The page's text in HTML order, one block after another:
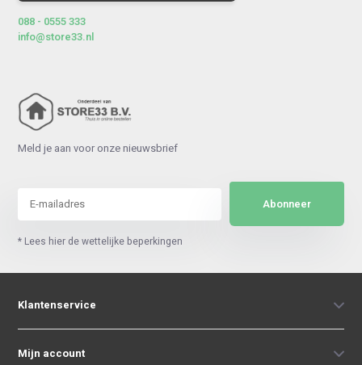
088 - 0555 333
info@store33.nl
Meld je aan voor onze nieuwsbrief
Abonneer
* Lees hier de wettelijke beperkingen
Klantenservice
Mijn account